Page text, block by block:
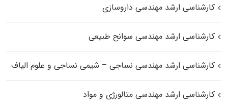
کارشناسی ارشد مهندسی داروسازی
کارشناسی ارشد مهندسی سوانح طبیعی
کارشناسی ارشد مهندسی نساجی – شیمی نساجی و علوم الیاف
کارشناسی ارشد مهندسی متالورژی و مواد